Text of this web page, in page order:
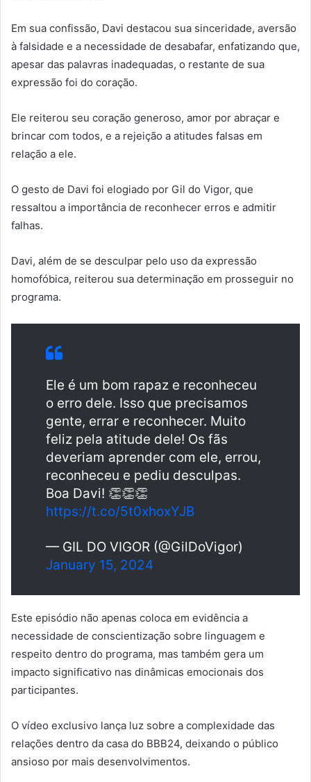
Em sua confissão, Davi destacou sua sinceridade, aversão
à falsidade e a necessidade de desabafar, enfatizando que,
apesar das palavras inadequadas, o restante de sua
expressão foi do coração.
Ele reiterou seu coração generoso, amor por abraçar e
brincar com todos, e a rejeição a atitudes falsas em
relação a ele.
O gesto de Davi foi elogiado por Gil do Vigor, que
ressaltou a importância de reconhecer erros e admitir
falhas.
Davi, além de se desculpar pelo uso da expressão
homofóbica, reiterou sua determinação em prosseguir no
programa.
Ele é um bom rapaz e reconheceu
o erro dele. Isso que precisamos
gente, errar e reconhecer. Muito
feliz pela atitude dele! Os fãs
deveriam aprender com ele, errou,
reconheceu e pediu desculpas.
Boa Davi! 👏👏👏
https://t.co/5t0xhoxYJB
— GIL DO VIGOR (@GilDoVigor)
January 15, 2024
Este episódio não apenas coloca em evidência a
necessidade de conscientização sobre linguagem e
respeito dentro do programa, mas também gera um
impacto significativo nas dinâmicas emocionais dos
participantes.
O vídeo exclusivo lança luz sobre a complexidade das
relações dentro da casa do BBB24, deixando o público
ansioso por mais desenvolvimentos.